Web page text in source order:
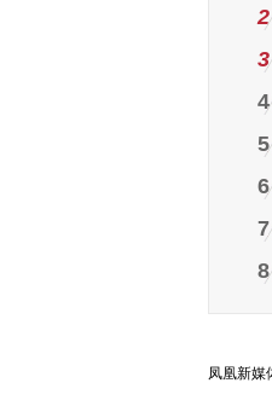
2
3
4
5
6
7
8
凤凰新媒